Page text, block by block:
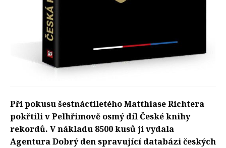
Při pokusu šestnáctiletého Matthiase Richtera
pokřtili v Pelhřimově osmý díl České knihy
rekordů. V nákladu 8500 kusů ji vydala
Agentura Dobrý den spravující databázi českých